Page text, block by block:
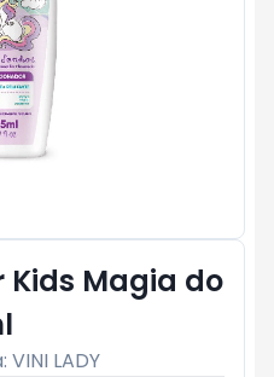
Magia do
VINI LADY